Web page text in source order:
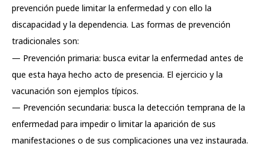
prevención puede limitar la enfermedad y con ello la
discapacidad y la dependencia. Las formas de prevención
tradicionales son:
— Prevención primaria: busca evitar la enfermedad antes de
que esta haya hecho acto de presencia. El ejercicio y la
vacunación son ejemplos típicos.
— Prevención secundaria: busca la detección temprana de la
enfermedad para impedir o limitar la aparición de sus
manifestaciones o de sus complicaciones una vez instaurada.